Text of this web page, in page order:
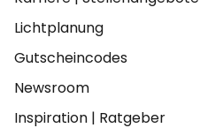
Lichtplanung
Gutscheincodes
Newsroom
Inspiration | Ratgeber